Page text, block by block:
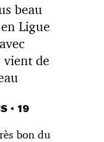
beau
Ligue
vient de
• 19
bon du